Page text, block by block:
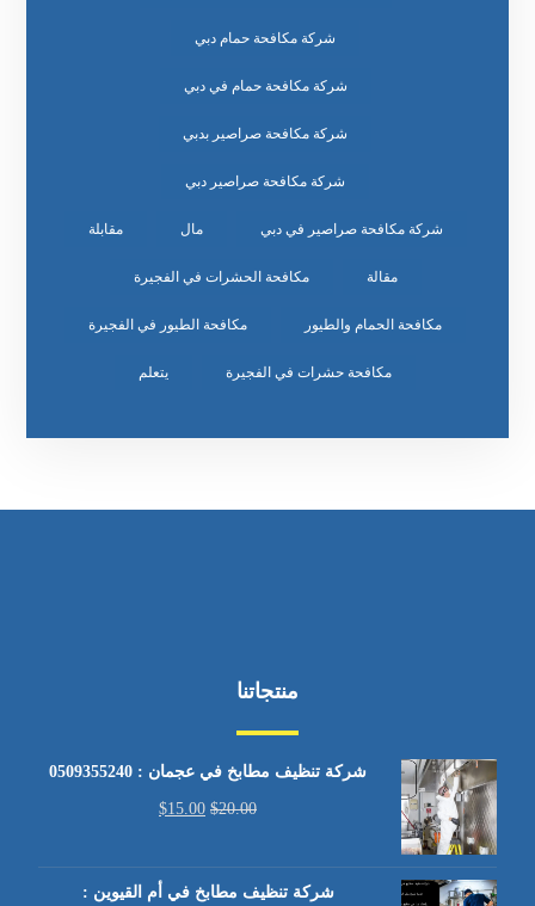
شركة مكافحة حمام دبي
شركة مكافحة حمام في دبي
شركة مكافحة صراصير بدبي
شركة مكافحة صراصير دبي
شركة مكافحة صراصير في دبي مال مقابلة
مقالة مكافحة الحشرات في الفجيرة
مكافحة الحمام والطيور مكافحة الطيور في الفجيرة
مكافحة حشرات في الفجيرة يتعلم
منتجاتنا
شركة تنظيف مطابخ في عجمان : 0509355240
$20.00
$15.00
شركة تنظيف مطابخ في أم القيوين :